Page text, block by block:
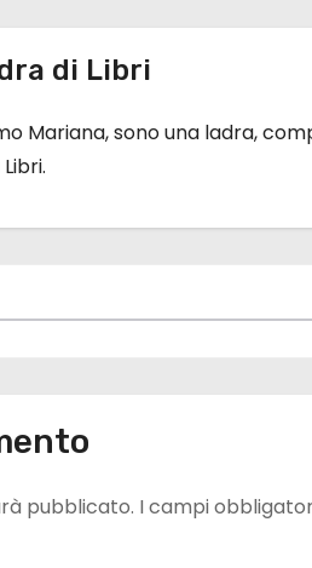
di Libri
Mariana, sono una ladra,
pubblicato. I campi